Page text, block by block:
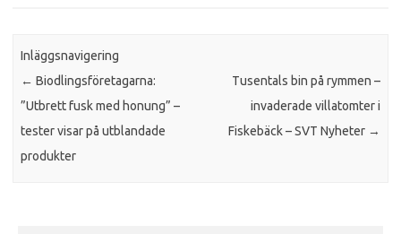
Inläggsnavigering
← Biodlingsföretagarna:
”Utbrett fusk med honung” –
tester visar på utblandade
produkter
Tusentals bin på rymmen –
invaderade villatomter i
Fiskebäck – SVT Nyheter →